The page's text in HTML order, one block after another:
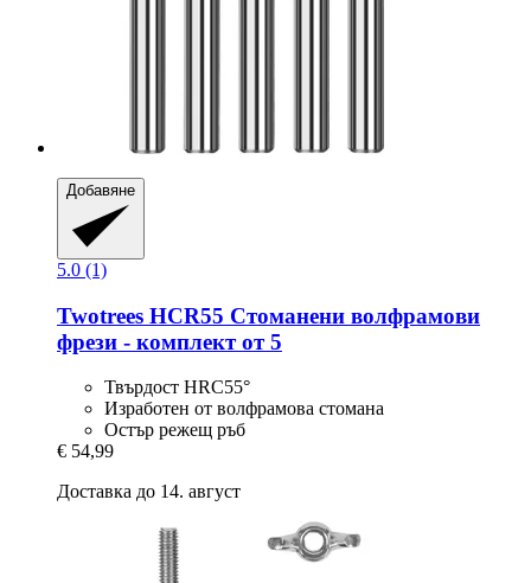
Добавяне
5.0 (1)
Twotrees HCR55 Стоманени волфрамови
фрези -​ комплект от 5
Твърдост HRC55°
Изработен от волфрамова стомана
Остър режещ ръб
€ 54,99
Доставка до 14. август